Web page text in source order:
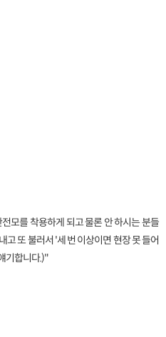
모를 착용하게 되고 물론 안 하시는 분들
고 또 불러서 '세 번 이상이면 현장 못 들어
기합니다.)"